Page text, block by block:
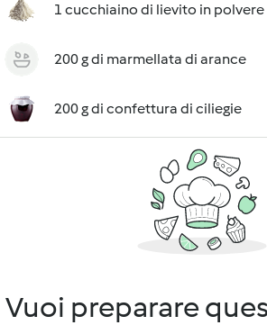
1 cucchiaino di lievito in
200 g di marmellata di arance
200 g di confettura di ciliegie
Vuoi preparare